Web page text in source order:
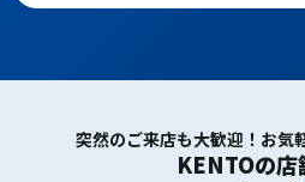
突然のご来店も大歓迎！お気
KENTOの店